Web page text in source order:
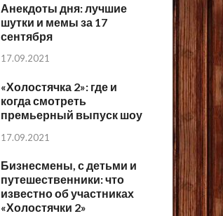
Анекдоты дня: лучшие
шутки и мемы за 17
сентября
17.09.2021
«Холостячка 2»: где и
когда смотреть
премьерный выпуск шоу
17.09.2021
Бизнесмены, с детьми и
путешественники: что
известно об участниках
«Холостячки 2»